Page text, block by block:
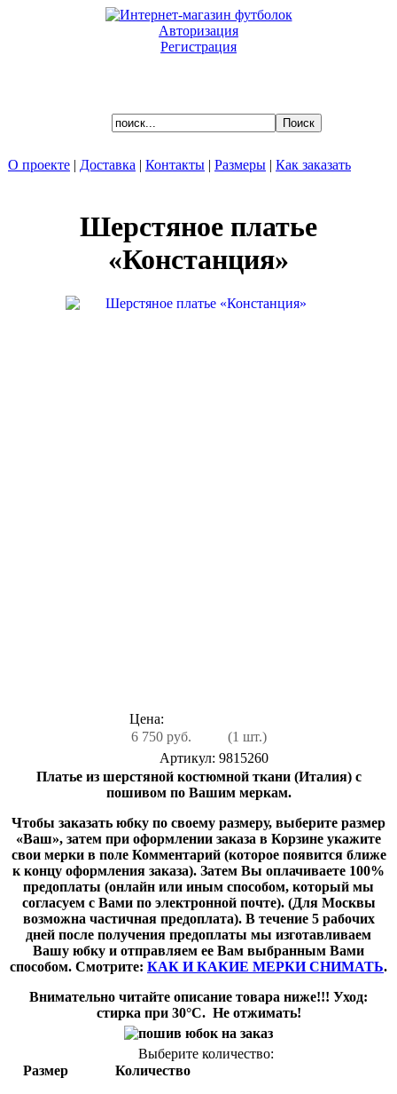
Авторизация
Регистрация
О проекте | Доставка | Контакты | Размеры | Как заказать
Шерстяное платье
«Констанция»
Цена:
6 750 руб.
(1 шт.)
Артикул: 9815260
Платье из шерстяной костюмной ткани (Италия) с
пошивом по Вашим меркам.
Чтобы заказать юбку по своему размеру, выберите размер
«Ваш», затем при оформлении заказа в Корзине укажите
свои мерки в поле Комментарий (которое появится ближе
к концу оформления заказа). Затем Вы оплачиваете 100%
предоплаты (онлайн или иным способом, который мы
согласуем с Вами по электронной почте). (Для Москвы
возможна частичная предоплата). В течение 5 рабочих
дней после получения предоплаты мы изготавливаем
Вашу юбку и отправляем ее Вам выбранным Вами
способом. Смотрите: КАК И КАКИЕ МЕРКИ СНИМАТЬ.
Внимательно читайте описание товара ниже!!! Уход:
стирка при 30°C. Не отжимать!
Выберите количество:
Размер
Количество